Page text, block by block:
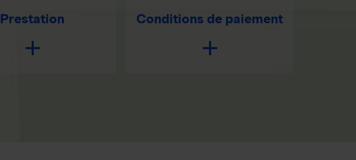
Prestation Conditions de paiement